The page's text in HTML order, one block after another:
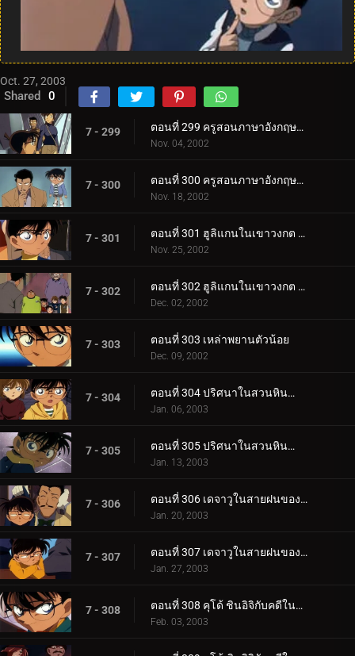
Oct. 27, 2003
Shared 0
7 - 299 ตอนที่ 299 ครูสอนภาษาอังกฤษปะทะยอดนักสืบตะวันตก (ตอนแรก)
Nov. 04, 2002
7 - 300 ตอนที่ 300 ครูสอนภาษาอังกฤษปะทะยอดนักสืบตะวันตก (ตอนจบ)
Nov. 18, 2002
7 - 301 ตอนที่ 301 ฮูลิแกนในเขาวงกต (ตอนแรก)
Nov. 25, 2002
7 - 302 ตอนที่ 302 ฮูลิแกนในเขาวงกต (ตอนจบ)
Dec. 02, 2002
7 - 303 ตอนที่ 303 เหล่าพยานตัวน้อย
Dec. 09, 2002
7 - 304 ตอนที่ 304 ปริศนาในสวนหินน้ำไหล (ตอนแรก)
Jan. 06, 2003
7 - 305 ตอนที่ 305 ปริศนาในสวนหินน้ำไหล (ตอนจบ)
Jan. 13, 2003
7 - 306 ตอนที่ 306 เดจาวูในสายฝนของไชน่าทาวน์ (ตอนแรก)
Jan. 20, 2003
7 - 307 ตอนที่ 307 เดจาวูในสายฝนของไชน่าทาวน์ (ตอนจบ)
Jan. 27, 2003
7 - 308 ตอนที่ 308 คุโด้ ชินอิจิกับคดีในนิวยอร์ก (ภาคคดี)
Feb. 03, 2003